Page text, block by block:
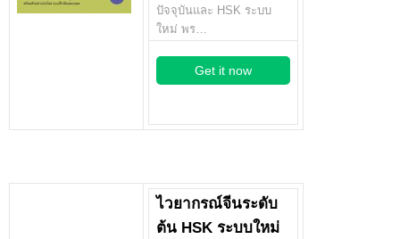
ปัจจุบันและ HSK ระบบ
ใหม่ พร…
Get it now
ไวยากรณ์จีนระดับ
ต้น HSK ระบบใหม่